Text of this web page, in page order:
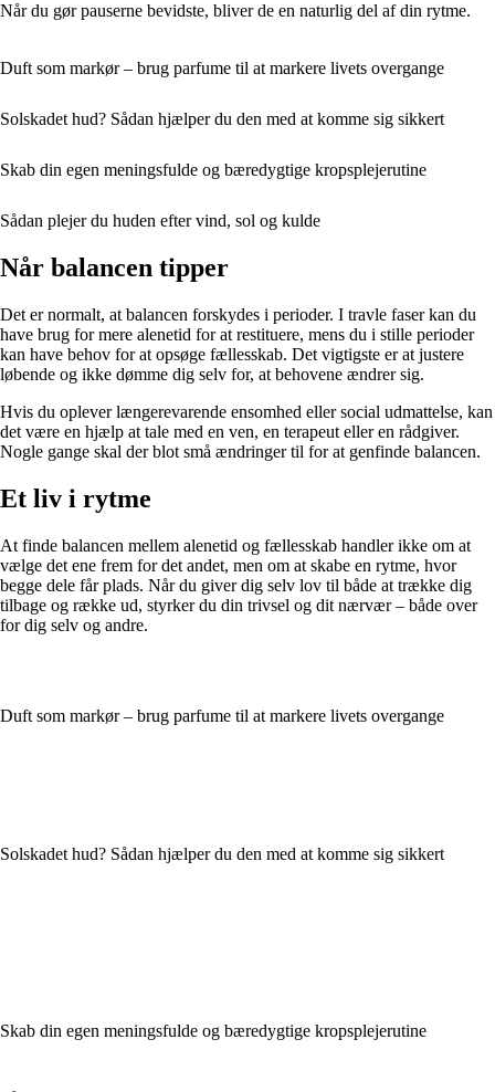
Når du gør pauserne bevidste, bliver de en naturlig del af din rytme.
Duft som markør – brug parfume til at markere livets overgange
Solskadet hud? Sådan hjælper du den med at komme sig sikkert
Skab din egen meningsfulde og bæredygtige kropsplejerutine
Sådan plejer du huden efter vind, sol og kulde
Når balancen tipper
Det er normalt, at balancen forskydes i perioder. I travle faser kan du
have brug for mere alenetid for at restituere, mens du i stille perioder
kan have behov for at opsøge fællesskab. Det vigtigste er at justere
løbende og ikke dømme dig selv for, at behovene ændrer sig.
Hvis du oplever længerevarende ensomhed eller social udmattelse, kan
det være en hjælp at tale med en ven, en terapeut eller en rådgiver.
Nogle gange skal der blot små ændringer til for at genfinde balancen.
Et liv i rytme
At finde balancen mellem alenetid og fællesskab handler ikke om at
vælge det ene frem for det andet, men om at skabe en rytme, hvor
begge dele får plads. Når du giver dig selv lov til både at trække dig
tilbage og række ud, styrker du din trivsel og dit nærvær – både over
for dig selv og andre.
Duft som markør – brug parfume til at markere livets overgange
Solskadet hud? Sådan hjælper du den med at komme sig sikkert
Skab din egen meningsfulde og bæredygtige kropsplejerutine